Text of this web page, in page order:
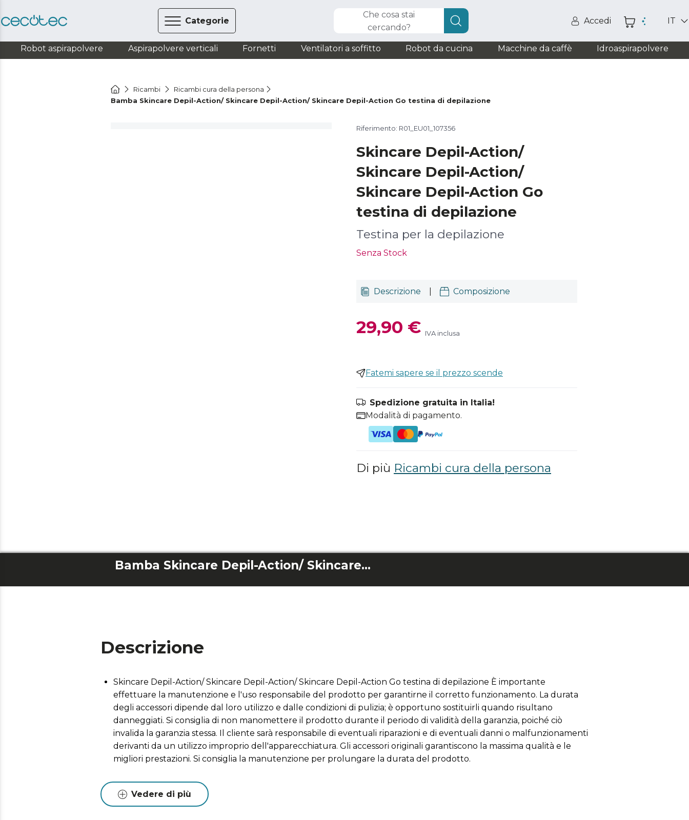
Categorie
Che cosa stai
cercando?
Accedi IT
Robot aspirapolvere Aspirapolvere verticali Fornetti Ventilatori a soffitto Robot da cucina Macchine da caffè Idroaspirapolvere
Ricambi
Ricambi cura della persona
Bamba Skincare Depil-Action/ Skincare Depil-Action/ Skincare Depil-Action Go testina di depilazione
Riferimento: R01_EU01_107356
Skincare Depil-Action/
Skincare Depil-Action/
Skincare Depil-Action Go
testina di depilazione
Testina per la depilazione
Senza Stock
Descrizione Composizione
29,90 € IVA inclusa
Fatemi sapere se il prezzo scende
Spedizione gratuita in Italia!
Modalità di pagamento.
Di più Ricambi cura della persona
Bamba Skincare Depil-Action/ Skincare Depil-Action/ Skincare Depil-Action Go testina di depilazione
Descrizione
Skincare Depil-Action/ Skincare Depil-Action/ Skincare Depil-Action Go testina di depilazione È importante
effettuare la manutenzione e l'uso responsabile del prodotto per garantirne il corretto funzionamento. La durata
degli accessori dipende dal loro utilizzo e dalle condizioni di pulizia; è opportuno sostituirli quando risultano
danneggiati. Si consiglia di non manomettere il prodotto durante il periodo di validità della garanzia, poiché ciò
invalida la garanzia stessa. Il cliente sarà responsabile di eventuali riparazioni e di eventuali danni o malfunzionamenti
derivanti da un utilizzo improprio dell'apparecchiatura. Gli accessori originali garantiscono la massima qualità e le
migliori prestazioni. Si consiglia la manutenzione per prolungare la durata del prodotto.
Vedere di più